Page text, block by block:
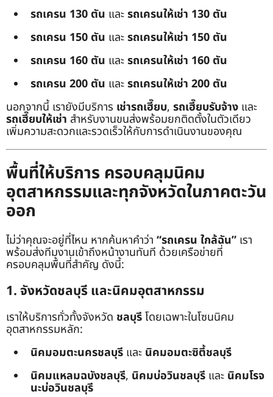
รถเครน 130 ตัน และรถเครนให้เช่า 130 ตัน
รถเครน 150 ตัน และรถเครนให้เช่า 150 ตัน
รถเครน 160 ตัน และรถเครนให้เช่า 160 ตัน
รถเครน 200 ตัน และรถเครนให้เช่า 200 ตัน
นอกจากนี้ เรายังมีบริการ เช่ารถเฮี๊ยบ, รถเฮี๊ยบรับจ้าง และ
รถเฮี๊ยบให้เช่า สำหรับงานขนส่งพร้อมยกติดตั้งในตัวเดียว
เพิ่มความสะดวกและรวดเร็วให้กับการดำเนินงานของคุณ
พื้นที่ให้บริการ ครอบคลุมนิคม
อุตสาหกรรมและทุกจังหวัดในภาคตะวัน
ออก
ไม่ว่าคุณจะอยู่ที่ไหน หากค้นหาคำว่า “รถเครน ใกล้ฉัน” เรา
พร้อมส่งทีมงานเข้าถึงหน้างานทันที ด้วยเครือข่ายที่
ครอบคลุมพื้นที่สำคัญ ดังนี้:
1. จังหวัดชลบุรี และนิคมอุตสาหกรรม
เราให้บริการทั่วทั้งจังหวัด ชลบุรีโดยเฉพาะในโซนนิคม
อุตสาหกรรมหลัก:
นิคมอมตะนครชลบุรี และ นิคมอมตะซิตี้ชลบุรี
นิคมแหลมฉบังชลบุรี, นิคมบ่อวินชลบุรี และ นิคมโรจ
นะบ่อวินชลบุรี